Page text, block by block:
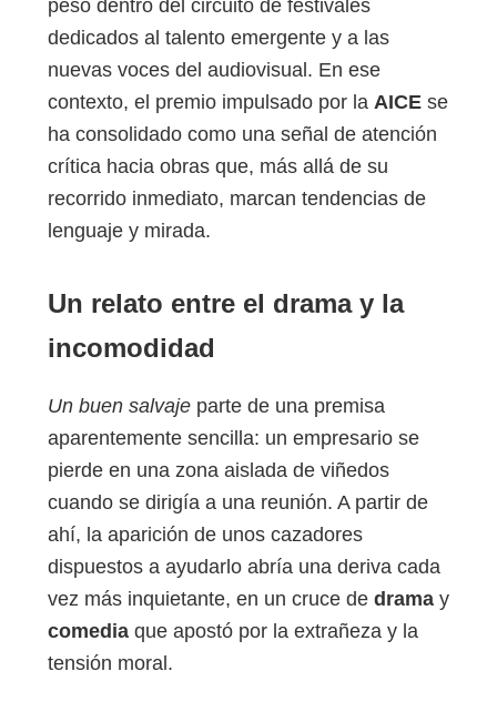
peso dentro del circuito de festivales
dedicados al talento emergente y a las
nuevas voces del audiovisual. En ese
contexto, el premio impulsado por la AICE se
ha consolidado como una señal de atención
crítica hacia obras que, más allá de su
recorrido inmediato, marcan tendencias de
lenguaje y mirada.
Un relato entre el drama y la
incomodidad
Un buen salvaje parte de una premisa
aparentemente sencilla: un empresario se
pierde en una zona aislada de viñedos
cuando se dirigía a una reunión. A partir de
ahí, la aparición de unos cazadores
dispuestos a ayudarlo abría una deriva cada
vez más inquietante, en un cruce de drama y
comedia que apostó por la extrañeza y la
tensión moral.